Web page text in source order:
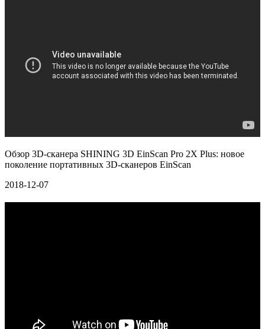
Обзор 3D-сканера SHINING 3D EinScan Pro 2X Plus: новое
поколение портативных 3D-сканеров EinScan
2018-12-07